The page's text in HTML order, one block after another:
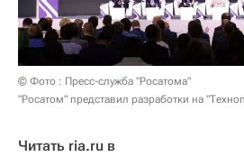
© Фото : Пресс-служба "Росатома"
"Росатом" представил разработки на
Читать ria.ru в